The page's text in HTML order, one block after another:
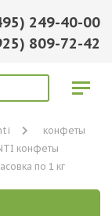
249-40-00
809-72-42
конфеты
конфеты
по 1 кг